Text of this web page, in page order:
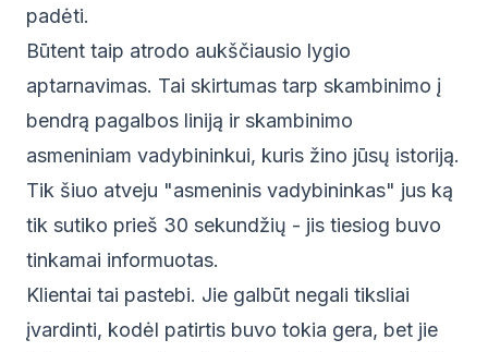
padėti.
Būtent taip atrodo aukščiausio lygio
aptarnavimas. Tai skirtumas tarp skambinimo į
bendrą pagalbos liniją ir skambinimo
asmeniniam vadybininkui, kuris žino jūsų istoriją.
Tik šiuo atveju "asmeninis vadybininkas" jus ką
tik sutiko prieš 30 sekundžių - jis tiesiog buvo
tinkamai informuotas.
Klientai tai pastebi. Jie galbūt negali tiksliai
įvardinti, kodėl patirtis buvo tokia gera, bet jie